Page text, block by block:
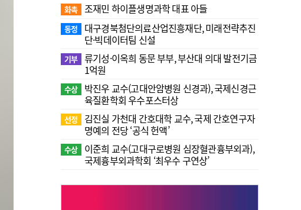
화촉 조재민 하이플생명과학 대표 아들
동정
대구경북첨단의료산업진흥재단, 미래전략추진
단·빅데이터팀 신설
기부 류기성·이옥희 동문 부부, 부산대 의대 발전기금
1억원
수상
박진우 교수(고대안암병원 신경과), 국제신경근
육질환학회 우수포스터상
선정
김진실 가천대 간호대학 교수, 국제 간호연구자
명예의 전당 ‘공식 헌액’
수상
이준희 교수(고대구로병원 심장혈관흉부외과),
국제흉부외과학회 ‘최우수 구연상’